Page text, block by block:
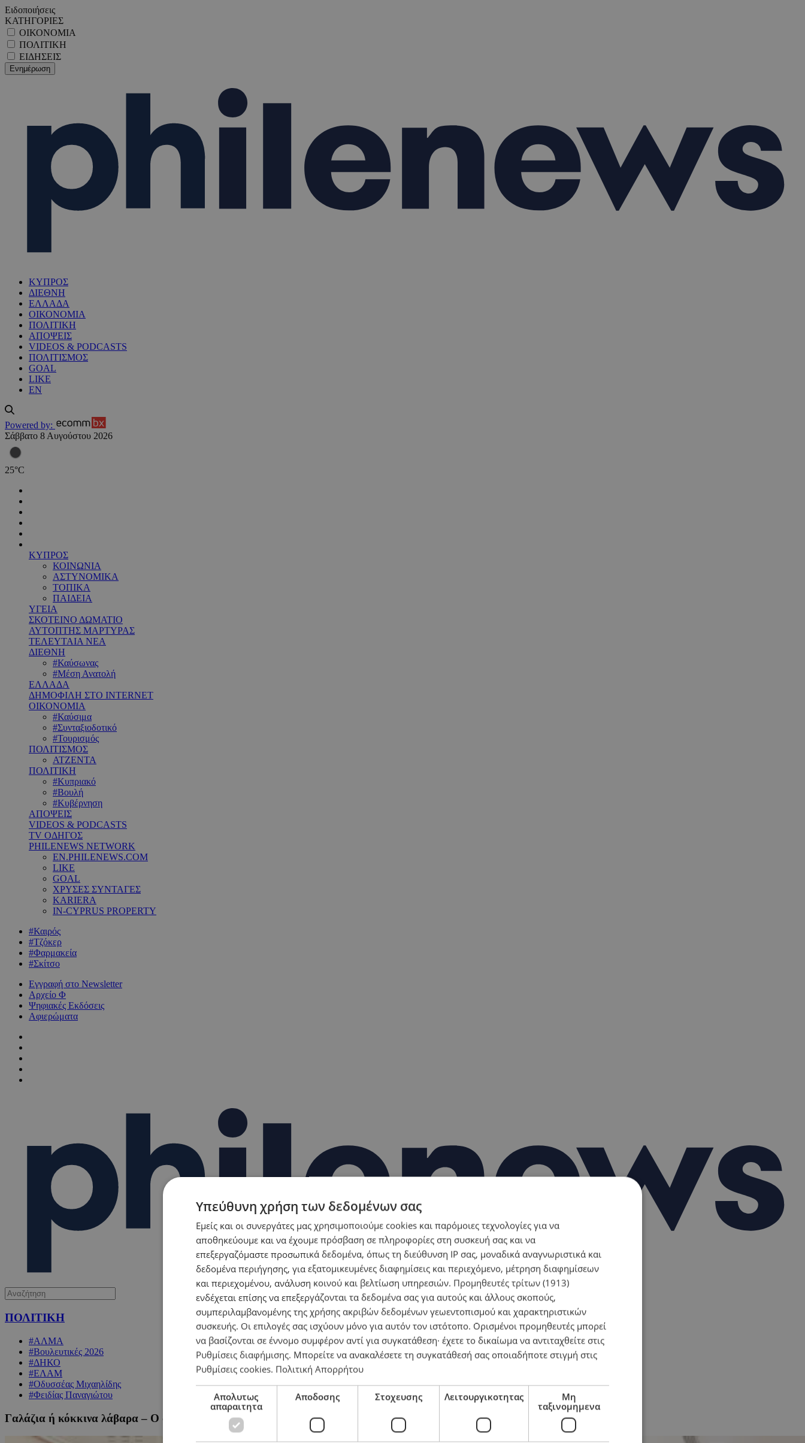
Ειδοποιήσεις
ΚΑΤΗΓΟΡΙΕΣ
ΟΙΚΟΝΟΜΙΑ
ΠΟΛΙΤΙΚΗ
ΕΙΔΗΣΕΙΣ
ΚΥΠΡΟΣ
ΔΙΕΘΝΗ
ΕΛΛΑΔΑ
ΟΙΚΟΝΟΜΙΑ
ΠΟΛΙΤΙΚΗ
ΑΠΟΨΕΙΣ
VIDEOS & PODCASTS
ΠΟΛΙΤΙΣΜΟΣ
GOAL
LIKE
EN
Powered by:
Σάββατο 8 Αυγούστου 2026
25°C
ΚΥΠΡΟΣ
ΚΟΙΝΩΝΙΑ
ΑΣΤΥΝΟΜΙΚΑ
ΤΟΠΙΚΑ
ΠΑΙΔΕΙΑ
ΥΓΕΙΑ
ΣΚΟΤΕΙΝΟ ΔΩΜΑΤΙΟ
ΑΥΤΟΠΤΗΣ ΜΑΡΤΥΡΑΣ
ΤΕΛΕΥΤΑΙΑ ΝΕΑ
ΔΙΕΘΝΗ
#Καύσωνας
#Μέση Ανατολή
ΕΛΛΑΔΑ
ΔΗΜΟΦΙΛΗ ΣΤΟ INTERNET
ΟΙΚΟΝΟΜΙΑ
#Καύσιμα
#Συνταξιοδοτικό
#Τουρισμός
ΠΟΛΙΤΙΣΜΟΣ
ΑΤΖΕΝΤΑ
ΠΟΛΙΤΙΚΗ
#Κυπριακό
#Βουλή
#Κυβέρνηση
ΑΠΟΨΕΙΣ
VIDEOS & PODCASTS
TV ΟΔΗΓΟΣ
PHILENEWS NETWORK
EN.PHILENEWS.COM
LIKE
GOAL
ΧΡΥΣΕΣ ΣΥΝΤΑΓΕΣ
KARIERA
IN-CYPRUS PROPERTY
#Καιρός
#Τζόκερ
#Φαρμακεία
#Σκίτσο
Εγγραφή στο Newsletter
Αρχείο Φ
Ψηφιακές Εκδόσεις
Αφιερώματα
ΠΟΛΙΤΙΚΗ
#ΑΛΜΑ
#Βουλευτικές 2026
#ΔΗΚΟ
#ΕΛΑΜ
#Οδυσσέας Μιχαηλίδης
#Φειδίας Παναγιώτου
Γαλάζια ή κόκκινα λάβαρα – Ο συμβολισμός της πρωτιάς τη νύχτα της 24ης Μαΐου για ΔΗΣΥ και ΑΚΕΛ
Υπεύθυνη χρήση των δεδομένων σας
Εμείς και οι συνεργάτες μας χρησιμοποιούμε cookies και παρόμοιες τεχνολογίες για να
αποθηκεύουμε και να έχουμε πρόσβαση σε πληροφορίες στη συσκευή σας και να
επεξεργαζόμαστε προσωπικά δεδομένα, όπως τη διεύθυνση IP σας, μοναδικά αναγνωριστικά και
δεδομένα περιήγησης, για εξατομικευμένες διαφημίσεις και περιεχόμενο, μέτρηση διαφημίσεων
και περιεχομένου, ανάλυση κοινού και βελτίωση υπηρεσιών. Προμηθευτές τρίτων (1913)
ενδέχεται επίσης να επεξεργάζονται τα δεδομένα σας για αυτούς και άλλους σκοπούς,
συμπεριλαμβανομένης της χρήσης ακριβών δεδομένων γεωεντοπισμού και χαρακτηριστικών
συσκευής. Οι επιλογές σας ισχύουν μόνο για αυτόν τον ιστότοπο. Ορισμένοι προμηθευτές μπορεί
να βασίζονται σε έννομο συμφέρον αντί για συγκατάθεση· έχετε το δικαίωμα να αντιταχθείτε στις
Ρυθμίσεις διαφήμισης. Μπορείτε να ανακαλέσετε τη συγκατάθεσή σας οποιαδήποτε στιγμή στις
Ρυθμίσεις cookies. Πολιτική Απορρήτου
Απολυτως
απαραιτητα
Αποδοσης Στοχευσης Λειτουργικοτητας
Μη
ταξινομημενα